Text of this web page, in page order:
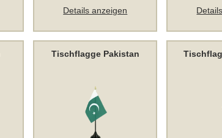
Details anzeigen
Tischflagge Pakistan